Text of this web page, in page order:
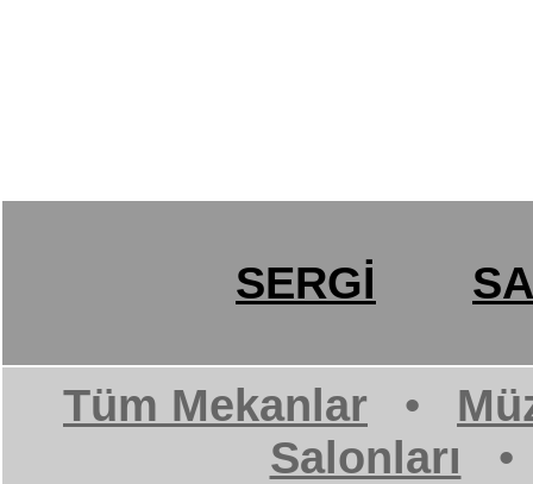
SERGİ
Tüm Mekanlar •
Salonları